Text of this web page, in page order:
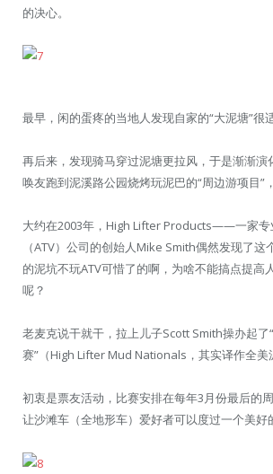
的决心。
最早，闲的蛋疼的当地人发现自家的“大泥塘”很
再后来，发现骑马穿过泥塘更拉风，于是渐渐演
唤友跑到泥溪路公园烧烤玩泥巴的“周边游项目”
大约在2003年，High Lifter Products——一家专
（ATV）公司的创始人Mike Smith偶然发现了
的泥坑不玩ATV可惜了的啊，为啥不能搞点提高
呢？
老麦克说干就干，拉上儿子Scott Smith操办起了
赛”（High Lifter Mud Nationals，其实译作全美
初衷是票友活动，比赛安排在每年3月份最后的
让沙滩车（全地形车）爱好者可以度过一个美好